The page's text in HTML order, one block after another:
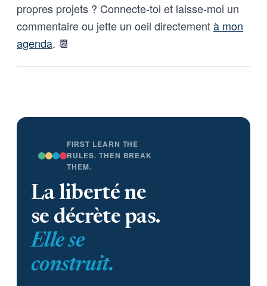
propres projets ? Connecte-toi et laisse-moi un
commentaire ou jette un oeil directementà mon
agenda. 📆
FIRST LEARN THE
RULES. THEN BREAK
THEM.
La liberté ne
se décrète pas.
Elle se
construit.